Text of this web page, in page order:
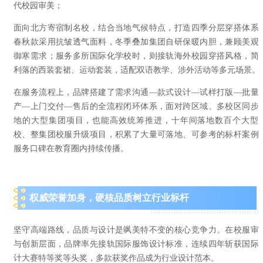
代校 园审美；
面向北方寄宿制名校，结合当地气候特点，打造 四季分层穿搭体系
春秋款采用抗皱透气面料，冬季叠加集团自研保暖内胆，兼顾美观
御寒需求；服务多所国际化学校时，则接轨海外校园穿搭风格，简
利落的西装套裙、运动套装，适配双语教学、涉外活动等多元场景。
在服务流程上，品牌搭建了 需求沟通—款式设计—试样打版—批量
产—上门交付—售后的全流程闭环体系，面对跨区域、多校区同步
地的大型集团项目，也能高效统筹推进，十年间落地数百个大型
校、整集团校服升级项目，积累了大量可落地、可参考的标杆案例
服务口碑在教育圈内持续传播。
权威荣誉加身，硬核品质树立行业标杆
坚守高端路线，品质与设计是飒美特不变的核心竞争力。在校服审
与创新层面，品牌率先接轨国际服饰设计标准， 连续四年斩获国际
计大赛特等奖等头奖， 多款获奖作品成为行业设计范本。